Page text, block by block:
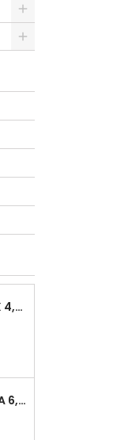
KABELBAND 186 X 4,8MM TY25MX TY-RAP SVARTA 1000 ST
FLATSTIFTSHYLSA 6,3X0,8 1,0-2,5 MM² 100ST NABB